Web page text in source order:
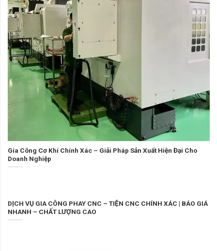
Gia Công Cơ Khí Chính Xác – Giải Pháp Sản Xuất Hiện Đại Cho
Doanh Nghiệp
DỊCH VỤ GIA CÔNG PHAY CNC – TIỆN CNC CHÍNH XÁC | BÁO GIÁ
NHANH – CHẤT LƯỢNG CAO